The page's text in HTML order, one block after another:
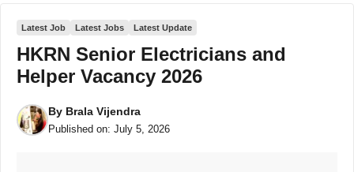
Latest Job Latest Jobs Latest Update
HKRN Senior Electricians and
Helper Vacancy 2026
By Brala Vijendra
Published on: July 5, 2026